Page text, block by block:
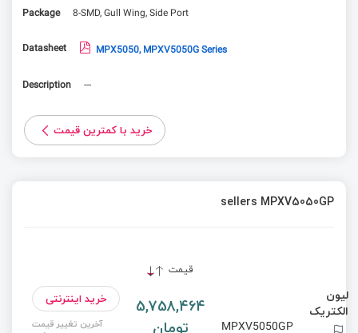
Package 8-SMD, Gull Wing, Side Port
Datasheet MPX5050, MPXV5050G Series
Description ---
خرید با کمترین قیمت
sellers MPXV5050GP
قیمت
لیون
الکتریک
MPXV5050GP
5,758,464
تومان
خرید اینترنتی
آخرین تغییر قیمت